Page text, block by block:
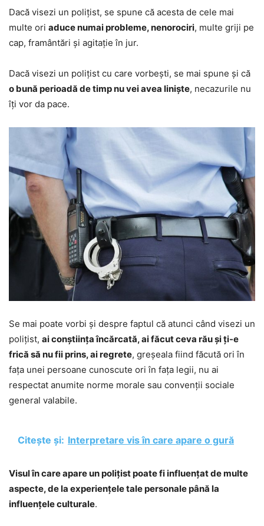
Dacă visezi un polițist, se spune că acesta de cele mai
multe ori aduce numai probleme, nenorociri, multe griji pe
cap, framântări și agitație în jur.
Dacă visezi un polițist cu care vorbești, se mai spune și că
o bună perioadă de timp nu vei avea liniște, necazurile nu
îți vor da pace.
Se mai poate vorbi și despre faptul că atunci când visezi un
polițist, ai conștiința încărcată, ai făcut ceva rău și ți-e
frică să nu fii prins, ai regrete, greșeala fiind făcută ori în
fața unei persoane cunoscute ori în fața legii, nu ai
respectat anumite norme morale sau convenții sociale
general valabile.
Citește și: Interpretare vis în care apare o gură
Visul în care apare un polițist poate fi influențat de multe
aspecte, de la experiențele tale personale până la
influențele culturale.